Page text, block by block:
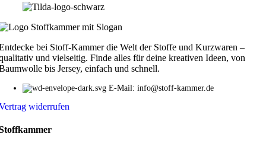
bei Stoff-Kammer die Welt der Stoffe und Kurzwaren –
und vielseitig. Finde alles für deine kreativen Ideen, von
bis Jersey, einfach und schnell.
E-Mail: info@stoff-kammer.de
widerrufen